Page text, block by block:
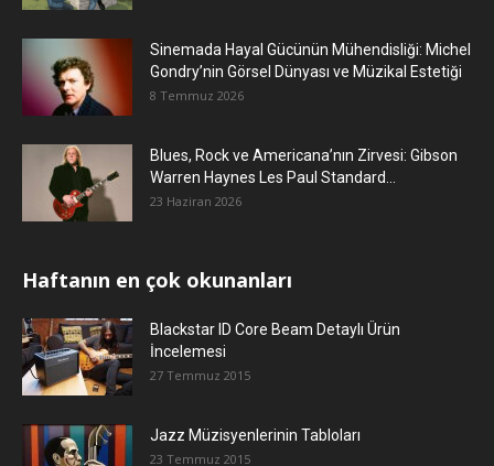
Sinemada Hayal Gücünün Mühendisliği: Michel
Gondry’nin Görsel Dünyası ve Müzikal Estetiği
8 Temmuz 2026
Blues, Rock ve Americana’nın Zirvesi: Gibson
Warren Haynes Les Paul Standard...
23 Haziran 2026
Haftanın en çok okunanları
Blackstar ID Core Beam Detaylı Ürün
İncelemesi
27 Temmuz 2015
Jazz Müzisyenlerinin Tabloları
23 Temmuz 2015